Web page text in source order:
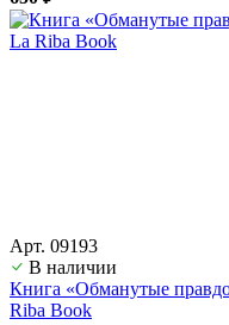
Арт. 09193
В наличии
Книга «Обманутые
Riba Book